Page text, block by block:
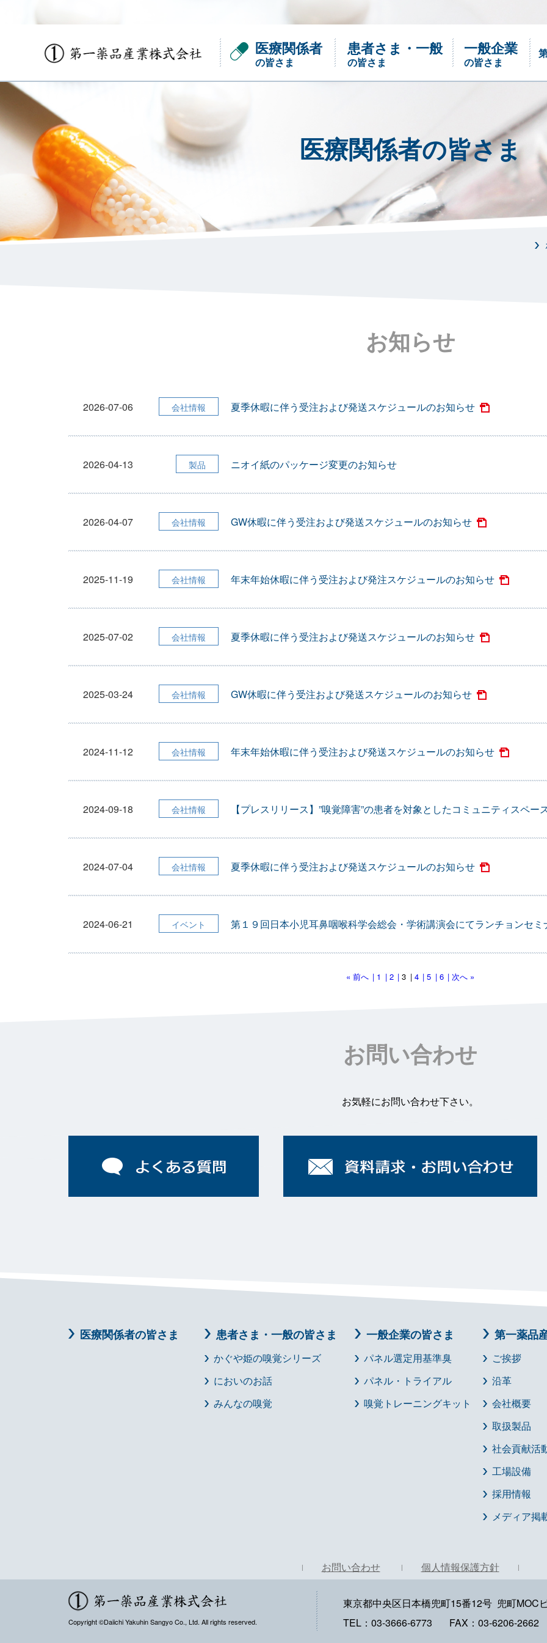
医療関係者
の皆さま
患者さま・一般
の皆さま
かぐや姫の嗅覚シリーズ
ご自身で簡易的に嗅覚機能のセルフチェッ
クやトレーニングをすることができるキッ
トです。
においのお話
においってなに？嗅覚のこと、嗅覚障害っ
て？ さまざまなにおいのことを小冊子に
一般企業
の皆さま
パネル選定用基準臭
官能検査員（パネル）の選定。臭気判定士
の国家試験に採用「選定基準臭濃度セッ
ト」。
パネル・トライアル
パネル・トライアルはパネル選定用基準
臭、対照液、ニオイ紙を少量セットにした
会社概要
医療関係者の皆さま
お知らせ
2026-07-06 会社情報 夏季休暇に伴う受注および発送スケジュールのお知らせ
2026-04-13 製品 ニオイ紙のパッケージ変更のお知らせ
2026-04-07 会社情報 GW休暇に伴う受注および発送スケジュールのお知らせ
2025-11-19 会社情報 年末年始休暇に伴う受注および発注スケジュールのお知らせ
2025-07-02 会社情報 夏季休暇に伴う受注および発送スケジュールのお知らせ
2025-03-24 会社情報 GW休暇に伴う受注および発送スケジュールのお知らせ
2024-11-12 会社情報 年末年始休暇に伴う受注および発送スケジュールのお知らせ
2024-09-18 会社情報 【プレスリリース】”嗅覚障害”の患者を対象としたコミュニティスペー
2024-07-04 会社情報 夏季休暇に伴う受注および発送スケジュールのお知らせ
2024-06-21 イベント 第１９回日本小児耳鼻咽喉科学会総会・学術講演会にてランチョンセ
« 前へ 1 2 3 4 5 6 次へ »
お問い合わせ
お気軽にお問い合わせ下さい。
医療関係者の皆さま 患者さま・一般の皆さま
かぐや姫の嗅覚シリーズ
においのお話
みんなの嗅覚
一般企業の皆さま
パネル選定用基準臭
パネル・トライアル
嗅覚トレーニングキット
第一薬品
ご挨拶
沿革
会社概要
取扱製品
社会貢献活
工場設備
採用情報
メディア掲
お問い合わせ 個人情報保護方針
東京都中央区日本橋兜町15番12号 兜町MOC
TEL： 03-3666-6773 FAX： 03-6206-2662
Copyright ©Daiichi Yakuhin Sangyo Co., Ltd. All rights reserved.